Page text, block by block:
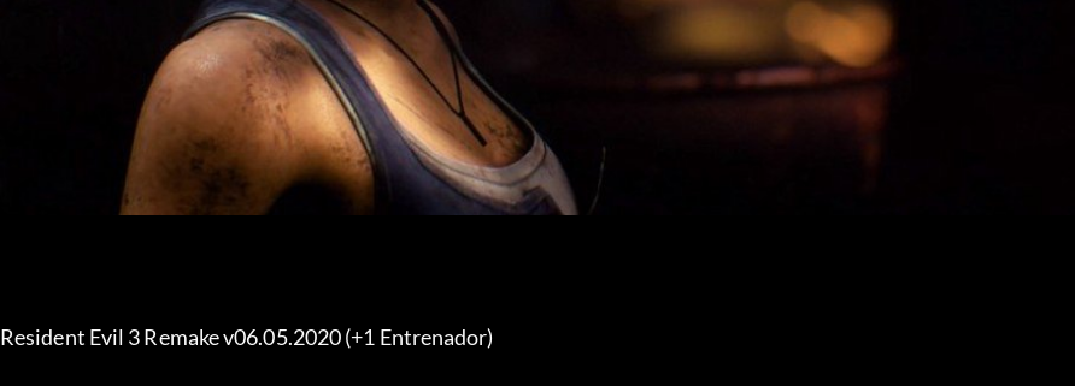
Resident Evil 3 Remake v06.05.2020 (+1 Entrenador)